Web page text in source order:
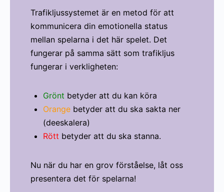
Trafikljussystemet är en metod för att
kommunicera din emotionella status
mellan spelarna i det här spelet. Det
fungerar på samma sätt som trafikljus
fungerar i verkligheten:
Grönt betyder att du kan köra
Orangebetyder att du ska sakta ner
(deeskalera)
Rött betyder att du ska stanna.
Nu när du har en grov förståelse, låt oss
presentera det för spelarna!